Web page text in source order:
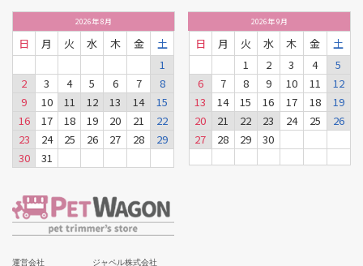
2026年8月
日 月 火 水 木 金
土
1
2
3 4 5 6 7
8
9
10 11 12 13 14
15
16
17 18 19 20 21
22
23
24 25 26 27 28
29
30
31
2026年9月
日 月 火 水 木 金
土
1
2 3 4
5
6
7 8 9 10 11
12
13
14 15 16 17 18
19
20
21 22 23 24 25
26
27
28 29 30
運営会社 ジャペル株式会社